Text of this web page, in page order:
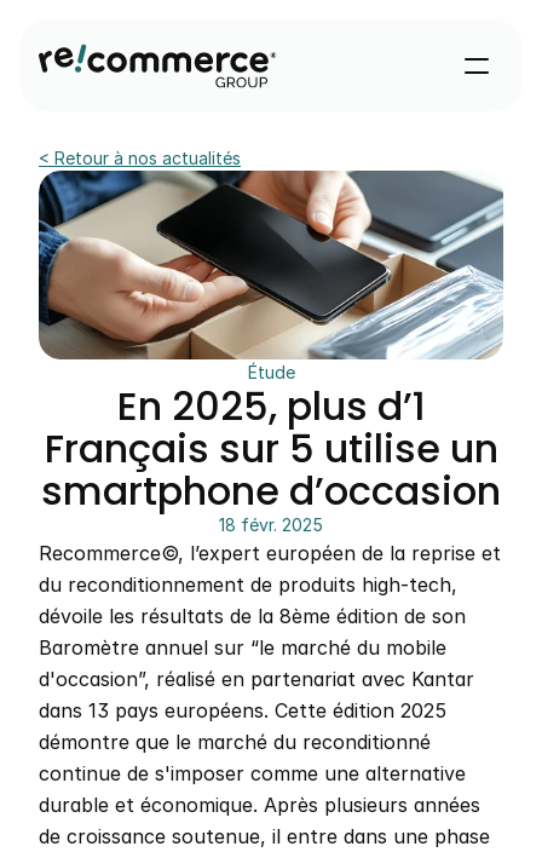
< Retour à nos actualités
Étude
En 2025, plus d’1
Français sur 5 utilise un
smartphone d’occasion
18 févr. 2025
Recommerce©, l’expert européen de la reprise et
du reconditionnement de produits high-tech,
dévoile les résultats de la 8ème édition de son
Baromètre annuel sur “le marché du mobile
d'occasion”, réalisé en partenariat avec Kantar
dans 13 pays européens. Cette édition 2025
démontre que le marché du reconditionné
continue de s'imposer comme une alternative
durable et économique. Après plusieurs années
de croissance soutenue, il entre dans une phase